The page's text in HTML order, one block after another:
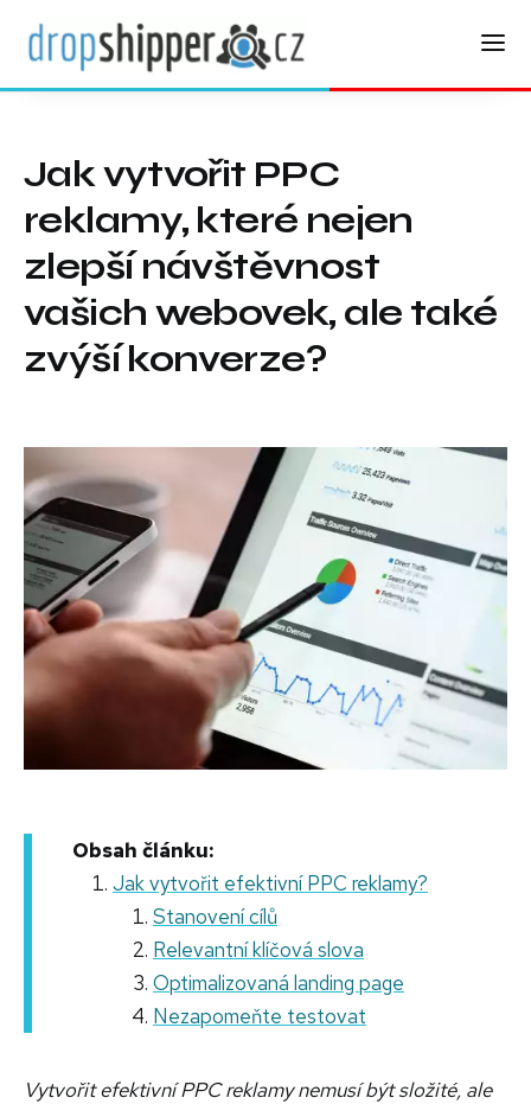
Jak vytvořit PPC
reklamy, které nejen
zlepší návštěvnost
vašich webovek, ale také
zvýší konverze?
Obsah článku:
Jak vytvořit efektivní PPC reklamy?
Stanovení cílů
Relevantní klíčová slova
Optimalizovaná landing page
Nezapomeňte testovat
Vytvořit efektivní PPC reklamy nemusí být složité, ale